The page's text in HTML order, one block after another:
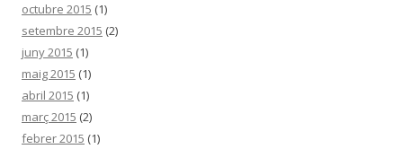
octubre 2015 (1)
setembre 2015 (2)
juny 2015 (1)
maig 2015 (1)
abril 2015 (1)
març 2015 (2)
febrer 2015 (1)